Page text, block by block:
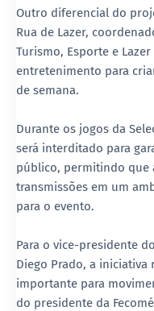
Outro diferencial do
Rua de Lazer,
Turismo, Esporte e
entretenimento para
de semana.
Durante os jogos da
será interditado para
público, permitindo que
transmissões em um
para o evento.
Para o vice-presidente
Diego Prado, a
importante para
do presidente da